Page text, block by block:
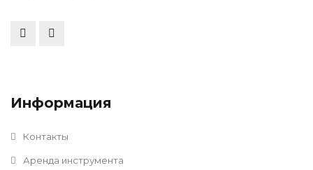
Информация
Контакты
Аренда инструмента